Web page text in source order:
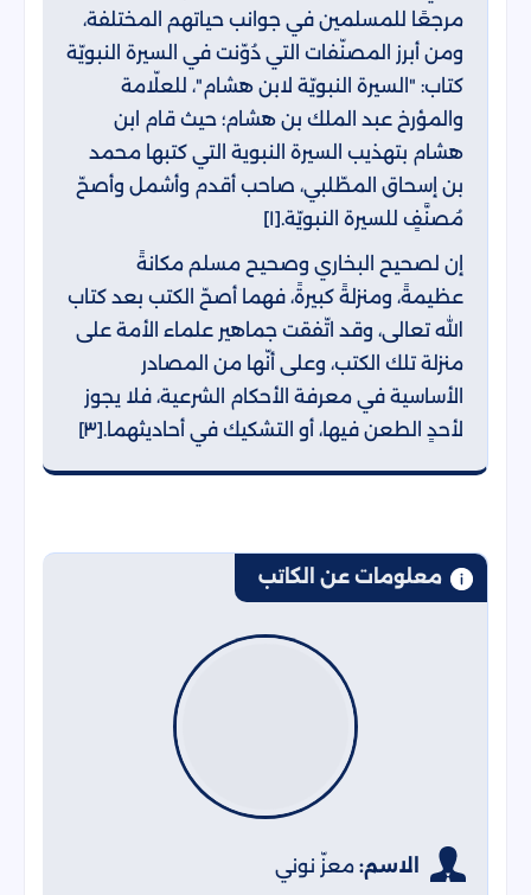
مرجعًا للمسلمين في جوانب حياتهم المختلفة،
ومن أبرز المصنّفات التي دُوّنت في السيرة النبويّة
كتاب: "السيرة النبويّة لابن هشام"، للعلّامة
والمؤرخ عبد الملك بن هشام؛ حيث قام ابن
هشام بتهذيب السيرة النبوية التي كتبها محمد
بن إسحاق المطّلبي، صاحب أقدم وأشمل وأصحّ
مُصنَّفٍ للسيرة النبويّة.[١]
إن لصحيح البخاري وصحيح مسلم مكانةً
عظيمةً، ومنزلةً كبيرةً، فهما أصحّ الكتب بعد كتاب
الله تعالى، وقد اتّفقت جماهير علماء الأمة على
منزلة تلك الكتب، وعلى أنّها من المصادر
الأساسية في معرفة الأحكام الشرعية، فلا يجوز
لأحدٍ الطعن فيها، أو التشكيك في أحاديثهما.[٣]
معلومات عن الكاتب
الاسم: معزّ نوني